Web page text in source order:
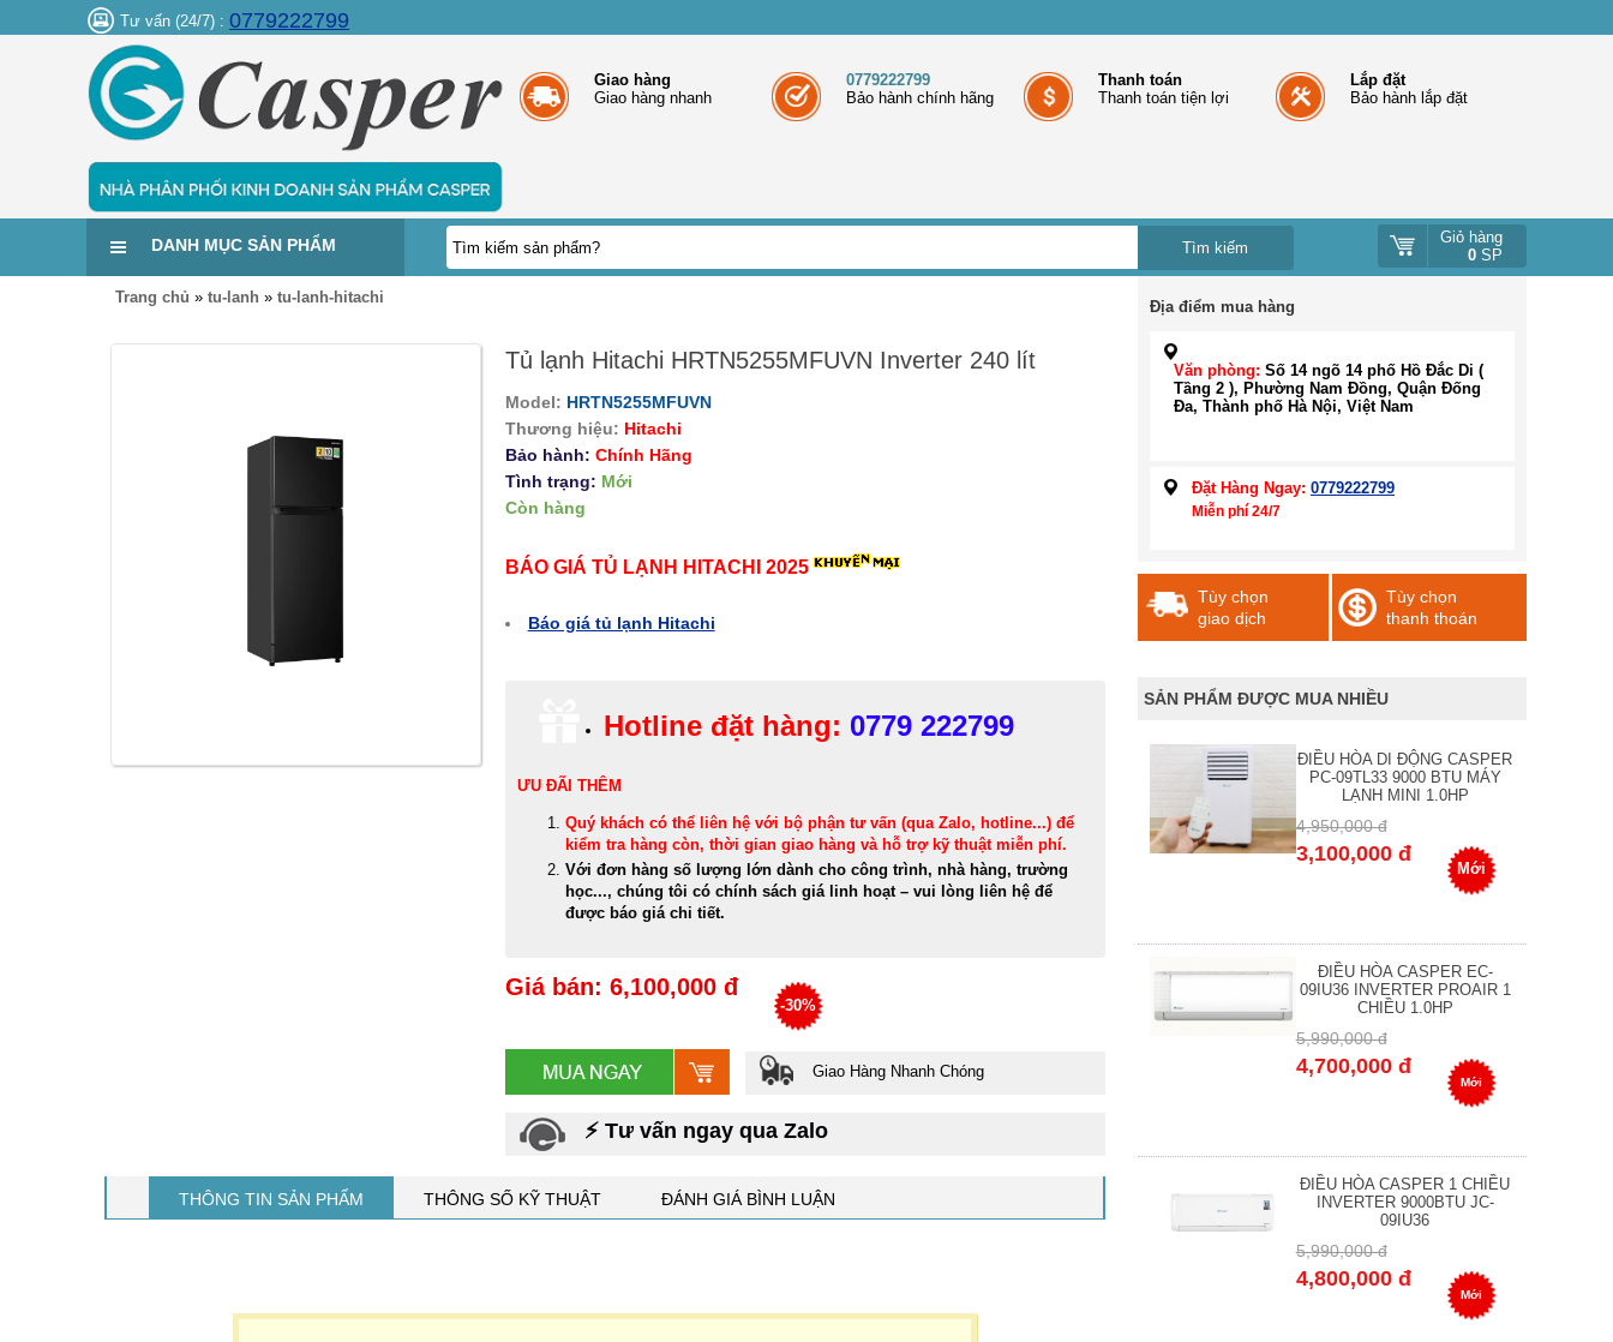
Tư vấn (24/7) : 0779222799
Giao hàng
Giao hàng nhanh
0779222799
Bảo hành chính hãng
Thanh toán
Thanh toán tiện lợi
Lắp đặt
Bảo hành lắp đặt
Giỏ hàng
0 SP
DANH MỤC SẢN PHẨM
Trang chủ » tu-lanh » tu-lanh-hitachi
Tủ lạnh Hitachi HRTN5255MFUVN Inverter 240 lít
Model: HRTN5255MFUVN
Thương hiệu: Hitachi
Bảo hành: Chính Hãng
Tình trạng: Mới
Còn hàng
BÁO GIÁ TỦ LẠNH HITACHI 2025
Báo giá tủ lạnh Hitachi
Hotline đặt hàng: 0779 222799
ƯU ĐÃI THÊM
Quý khách có thể liên hệ với bộ phận tư vấn (qua Zalo, hotline...) để
kiểm tra hàng còn, thời gian giao hàng và hỗ trợ kỹ thuật miễn phí.
Với đơn hàng số lượng lớn dành cho công trình, nhà hàng, trường
học..., chúng tôi có chính sách giá linh hoạt – vui lòng liên hệ để
được báo giá chi tiết.
Giá bán: 6,100,000 đ
-30%
Giao Hàng Nhanh Chóng
⚡ Tư vấn ngay qua Zalo
THÔNG TIN SẢN PHẨM THÔNG SỐ KỸ THUẬT ĐÁNH GIÁ BÌNH LUẬN
Địa điểm mua hàng
Văn phòng: Số 14 ngõ 14 phố Hồ Đắc Di (
Tầng 2 ), Phường Nam Đồng, Quận Đống
Đa, Thành phố Hà Nội, Việt Nam
Đặt Hàng Ngay: 0779222799
Miễn phí 24/7
Tùy chọn
giao dịch
Tùy chọn
thanh thoán
SẢN PHẨM ĐƯỢC MUA NHIỀU
ĐIỀU HÒA DI ĐỘNG CASPER
PC-09TL33 9000 BTU MÁY
LẠNH MINI 1.0HP
4,950,000 đ
3,100,000 đ
Mới
ĐIỀU HÒA CASPER EC-
09IU36 INVERTER PROAIR 1
CHIỀU 1.0HP
5,990,000 đ
4,700,000 đ
Mới
ĐIỀU HÒA CASPER 1 CHIỀU
INVERTER 9000BTU JC-
09IU36
5,990,000 đ
4,800,000 đ
Mới